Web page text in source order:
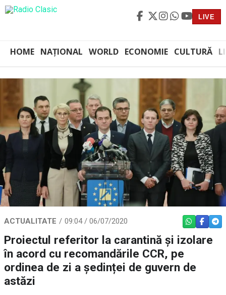
LIVE
HOME NAȚIONAL WORLD ECONOMIE CULTURĂ
ACTUALITATE 09:04 / 06/07/2020 WHATSAPP
Proiectul referitor la carantină și izolare
în acord cu recomandările CCR, pe
ordinea de zi a ședinței de guvern de
astăzi